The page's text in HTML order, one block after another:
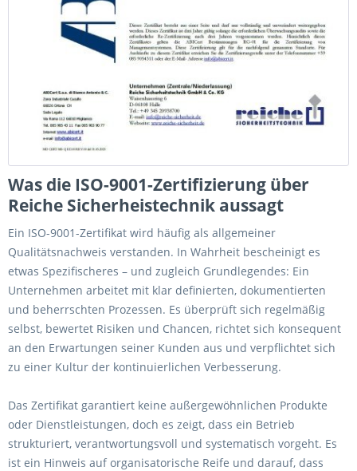
Was die ISO-9001-Zertifizierung über
Reiche Sicherheistechnik aussagt
Ein ISO-9001-Zertifikat wird häufig als allgemeiner
Qualitätsnachweis verstanden. In Wahrheit bescheinigt es
etwas Spezifischeres – und zugleich Grundlegendes: Ein
Unternehmen arbeitet mit klar definierten, dokumentierten
und beherrschten Prozessen. Es überprüft sich regelmäßig
selbst, bewertet Risiken und Chancen, richtet sich konsequent
an den Erwartungen seiner Kunden aus und verpflichtet sich
zu einer Kultur der kontinuierlichen Verbesserung.
Das Zertifikat garantiert keine außergewöhnlichen Produkte
oder Dienstleistungen, doch es zeigt, dass ein Betrieb
strukturiert, verantwortungsvoll und systematisch vorgeht. Es
ist ein Hinweis auf organisatorische Reife und darauf, dass